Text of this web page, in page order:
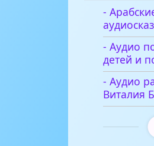
-
- Аудио
детей и
- Аудио
Виталия